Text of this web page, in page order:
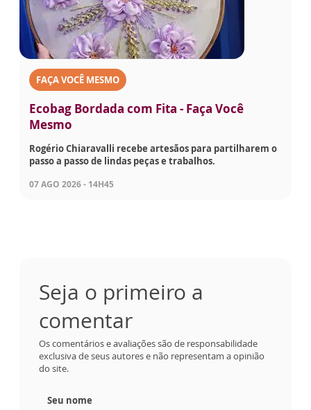
FAÇA VOCÊ MESMO
Ecobag Bordada com Fita - Faça Você
Mesmo
Rogério Chiaravalli recebe artesãos para partilharem o
passo a passo de lindas peças e trabalhos.
07 AGO 2026 - 14H45
Seja o primeiro a
comentar
Os comentários e avaliações são de responsabilidade
exclusiva de seus autores e não representam a opinião
do site.
Seu nome